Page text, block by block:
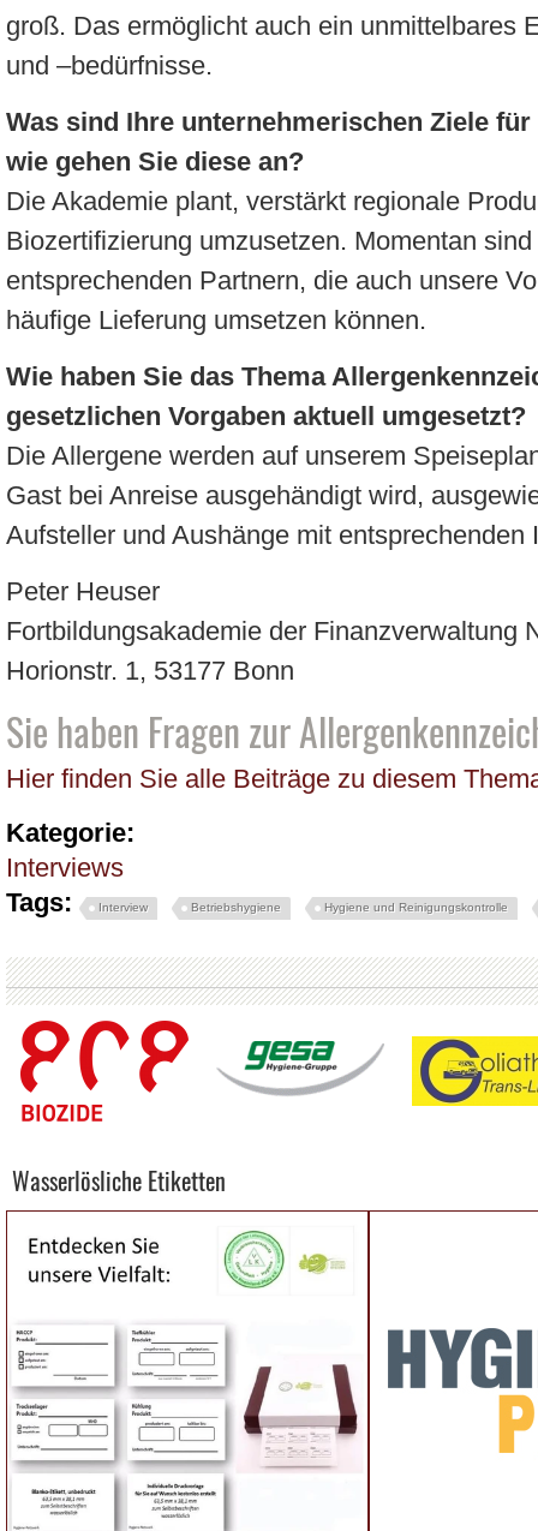
groß. Das ermöglicht auch ein unmittelbares
und –bedürfnisse.
Was sind Ihre unternehmerischen Ziele
wie gehen Sie diese an?
Die Akademie plant, verstärkt regionale
Biozertifizierung umzusetzen. Momentan
entsprechenden Partnern, die auch unsere
häufige Lieferung umsetzen können.
Wie haben Sie das Thema
gesetzlichen Vorgaben aktuell umgesetzt?
Die Allergene werden auf unserem
Gast bei Anreise ausgehändigt wird,
Aufsteller und Aushänge mit entsprechenden
Peter Heuser
Fortbildungsakademie der Finanzverwaltung
Horionstr. 1, 53177 Bonn
Sie haben Fragen zur
Hier finden Sie alle Beiträge zu diesem
Kategorie:
Interviews
Tags:
Interview Betriebshygiene Hygiene und Reinigungskontrolle
Wasserlösliche Etiketten